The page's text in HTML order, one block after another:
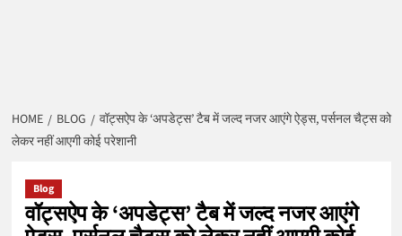
HOME BLOG
वॉट्सऐप के ‘अपडेट्स’ टैब में जल्द नजर आएंगे ऐड्स, पर्सनल चैट्स को
लेकर नहीं आएगी कोई परेशानी
Blog
वॉट्सऐप के ‘अपडेट्स’ टैब में जल्द नजर आएंगे